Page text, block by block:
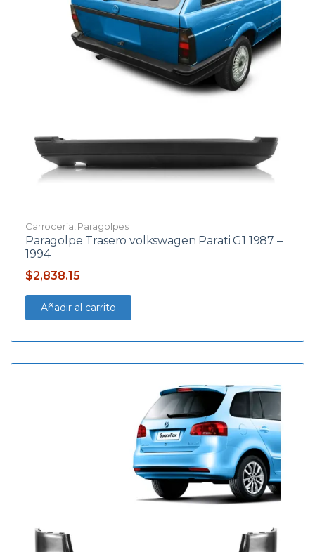
Carrocería Paragolpes
Paragolpe Trasero volkswagen Parati G1 1987 –
1994
$2,838.15
Añadir al carrito